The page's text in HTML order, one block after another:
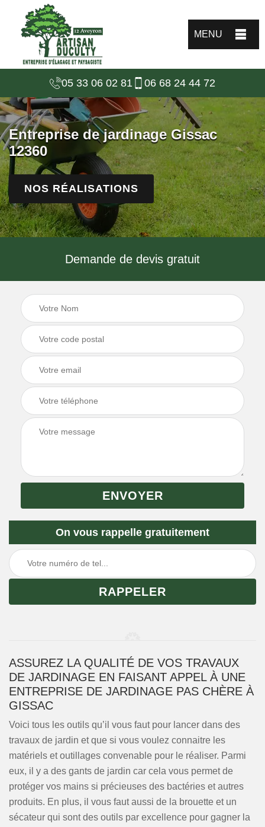
MENU
05 33 06 02 81 06 68 24 44 72
Entreprise de jardinage Gissac
12360
NOS RÉALISATIONS
Demande de devis gratuit
On vous rappelle gratuitement
ASSUREZ LA QUALITÉ DE VOS TRAVAUX
DE JARDINAGE EN FAISANT APPEL À UNE
ENTREPRISE DE JARDINAGE PAS CHÈRE À
GISSAC
Voici tous les outils qu’il vous faut pour lancer dans des
travaux de jardin et que si vous voulez connaitre les
matériels et outillages convenable pour le réaliser. Parmi
eux, il y a des gants de jardin car cela vous permet de
protéger vos mains si précieuses des bactéries et autres
produits. En plus, il vous faut aussi de la brouette et un
sécateur qui sont des outils par excellence pour gagner la